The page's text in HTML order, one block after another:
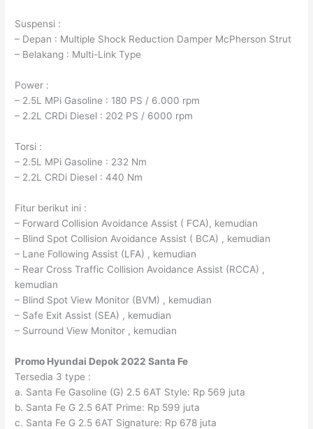
Suspensi :
– Depan : Multiple Shock Reduction Damper McPherson Strut
– Belakang : Multi-Link Type
Power :
– 2.5L MPi Gasoline : 180 PS / 6.000 rpm
– 2.2L CRDi Diesel : 202 PS / 6000 rpm
Torsi :
– 2.5L MPi Gasoline : 232 Nm
– 2.2L CRDi Diesel : 440 Nm
Fitur berikut ini :
– Forward Collision Avoidance Assist ( FCA), kemudian
– Blind Spot Collision Avoidance Assist ( BCA) , kemudian
– Lane Following Assist (LFA) , kemudian
– Rear Cross Traffic Collision Avoidance Assist (RCCA) ,
kemudian
– Blind Spot View Monitor (BVM) , kemudian
– Safe Exit Assist (SEA) , kemudian
– Surround View Monitor , kemudian
Promo Hyundai Depok 2022 Santa Fe
Tersedia 3 type :
a. Santa Fe Gasoline (G) 2.5 6AT Style: Rp 569 juta
b. Santa Fe G 2.5 6AT Prime: Rp 599 juta
c. Santa Fe G 2.5 6AT Signature: Rp 678 juta